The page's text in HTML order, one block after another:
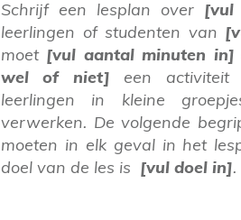
Schrijf een lesplan over [vul
leerlingen of studenten van
moet [vul aantal minuten in]
wel of niet] een activiteit
leerlingen in kleine
verwerken. De volgende
moeten in elk geval in het
doel van de les is [vul doel in].